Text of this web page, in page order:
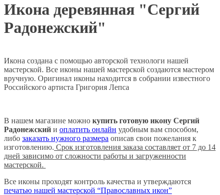
Икона деревянная "Сергий
Радонежский"
Икона создана с помощью авторской технологи нашей
мастерской. Все иконы нашей мастерской создаются мастером
вручную. Оригинал иконы находится в собрании известного
Российского артиста Григория Лепса
В нашем магазине можно купить готовую икону Сергий
Радонежский и оплатить онлайн удобным вам способом,
либо заказать нужного размера описав свои пожелания к
изготовлению. Срок изготовления заказа составляет от 7 до 14
дней зависимо от сложности работы и загруженности
мастерской.
Все иконы проходят контроль качества и утверждаются
печатью нашей мастерской “Православных икон”